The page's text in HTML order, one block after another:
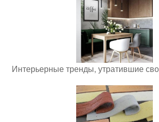
Интерьерные тренды, утратившие